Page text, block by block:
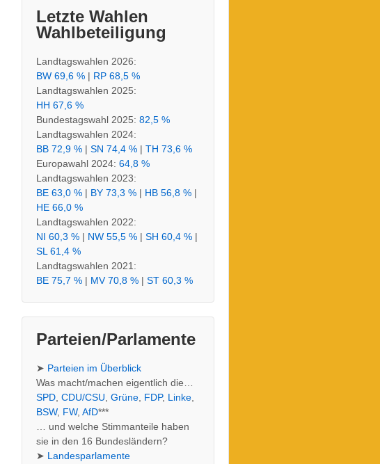
Letzte Wahlen
Wahlbeteiligung
Landtagswahlen 2026:
BW 69,6 %| RP 68,5 %
Landtagswahlen 2025:
HH 67,6 %
Bundestagswahl 2025: 82,5 %
Landtagswahlen 2024:
BB 72,9 %| SN 74,4 %| TH 73,6 %
Europawahl 2024: 64,8 %
Landtagswahlen 2023:
BE 63,0 %| BY 73,3 %| HB 56,8 %|
HE 66,0 %
Landtagswahlen 2022:
NI 60,3 %| NW 55,5 %| SH 60,4 %|
SL 61,4 %
Landtagswahlen 2021:
BE 75,7 %| MV 70,8 %| ST 60,3 %
Parteien/Parlamente
➤ Parteien im Überblick
Was macht/machen eigentlich die…
SPD, CDU/CSU Grüne, FDP, Linke,
BSW, FW, AfD***
… und welche Stimmanteile haben
sie in den 16 Bundesländern?
➤ Landesparlamente